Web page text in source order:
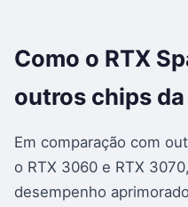
Como o RTX
outros chips da
Em comparação com
o RTX 3060 e RTX
desempenho